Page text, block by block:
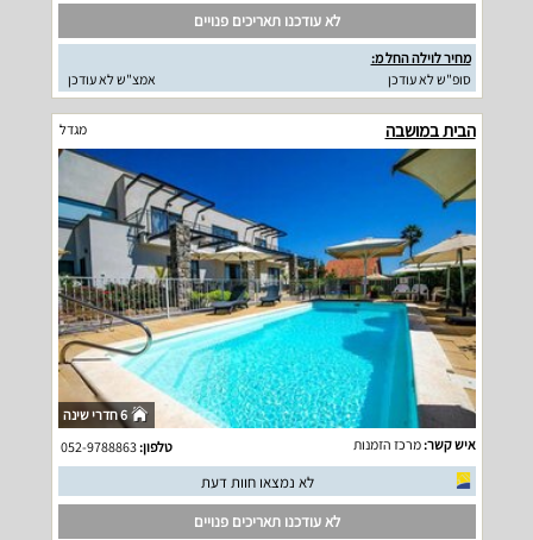
לא עודכנו תאריכים פנויים
מחיר לוילה החל מ:
סופ"ש לא עודכן
אמצ"ש לא עודכן
הבית במושבה מגדל
6 חדרי שינה
איש קשר:מרכז הזמנות טלפון:052-9788863
לא נמצאו חוות דעת
לא עודכנו תאריכים פנויים